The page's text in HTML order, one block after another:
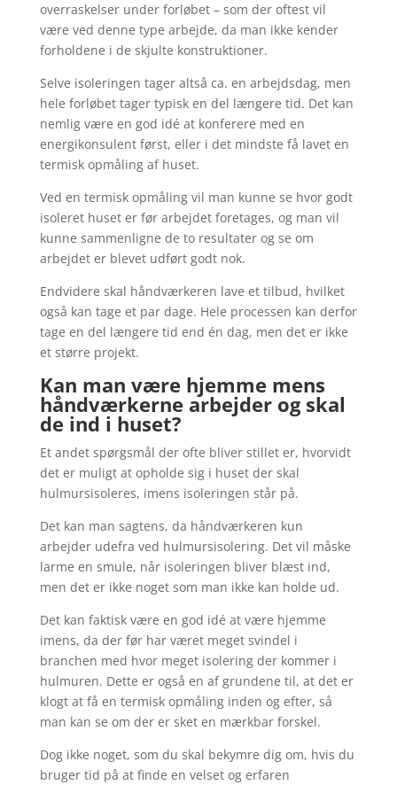
overraskelser under forløbet – som der oftest vil
være ved denne type arbejde, da man ikke kender
forholdene i de skjulte konstruktioner.
Selve isoleringen tager altså ca. en arbejdsdag, men
hele forløbet tager typisk en del længere tid. Det kan
nemlig være en god idé at konferere med en
energikonsulent først, eller i det mindste få lavet en
termisk opmåling af huset.
Ved en termisk opmåling vil man kunne se hvor godt
isoleret huset er før arbejdet foretages, og man vil
kunne sammenligne de to resultater og se om
arbejdet er blevet udført godt nok.
Endvidere skal håndværkeren lave et tilbud, hvilket
også kan tage et par dage. Hele processen kan derfor
tage en del længere tid end én dag, men det er ikke
et større projekt.
Kan man være hjemme mens
håndværkerne arbejder og skal
de ind i huset?
Et andet spørgsmål der ofte bliver stillet er, hvorvidt
det er muligt at opholde sig i huset der skal
hulmursisoleres, imens isoleringen står på.
Det kan man sagtens, da håndværkeren kun
arbejder udefra ved hulmursisolering. Det vil måske
larme en smule, når isoleringen bliver blæst ind,
men det er ikke noget som man ikke kan holde ud.
Det kan faktisk være en god idé at være hjemme
imens, da der før har været meget svindel i
branchen med hvor meget isolering der kommer i
hulmuren. Dette er også en af grundene til, at det er
klogt at få en termisk opmåling inden og efter, så
man kan se om der er sket en mærkbar forskel.
Dog ikke noget, som du skal bekymre dig om, hvis du
bruger tid på at finde en velset og erfaren